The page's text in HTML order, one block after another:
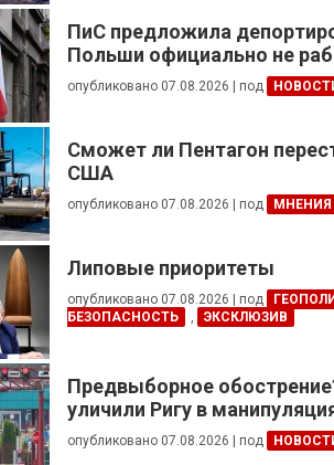
ПиС предложила
Польши официально не
украинцев призывного
опубликовано 07.08.2026 под
Сможет ли Пентагон
США
опубликовано 07.08.2026 под МНЕНИЯ
Липовые приоритеты
опубликовано 07.08.2026 под
БЕЗОПАСНОСТЬ
, ЭКСКЛЮЗИВ
Предвыборное
уличили Ригу в
Беларусью
опубликовано 07.08.2026 под